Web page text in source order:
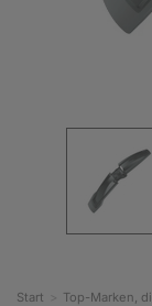
Start Top-Marken,